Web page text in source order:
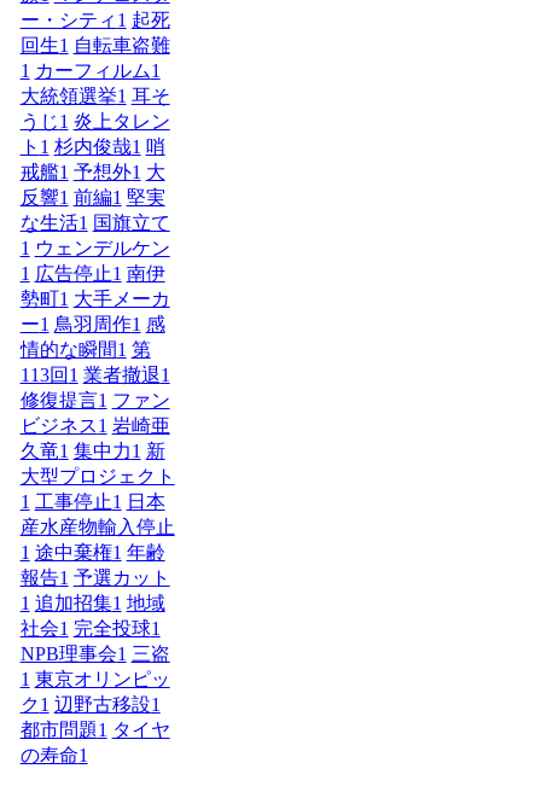
ー・シティ 1 起死
回生1 自転車盗難
1 カーフィルム1
大統領選挙1 耳そ
うじ1 炎上タレン
ト 1 杉内俊哉1 哨
戒艦1 予想外1 大
反響1 前編1 堅実
な生活1 国旗立て
1 ウェンデルケン
1 広告停止1 南伊
勢町1 大手メーカ
ー1 鳥羽周作1 感
情的な瞬間1 第
113回 1 業者撤退1
修復提言1 ファン
ビジネス1 岩崎亜
久竜1 集中力1 新
大型プロジェクト
1 工事停止1 日本
産水産物輸入停止
1 途中棄権1 年齢
報告1 予選カット
1 追加招集1 地域
社会1 完全投球1
NPB理事会1 三盗
1 東京オリンピッ
ク1 辺野古移設1
都市問題1 タイヤ
の寿命1